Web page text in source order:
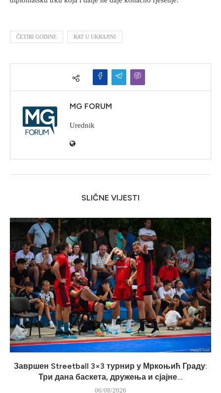
ČETIRI GODINE RAT U UKRAJINI
MG FORUM
Urednik
SLIČNE VIJESTI
Завршен Streetball 3×3 турнир у Мркоњић Граду:
Три дана баскета, дружења и сјајне...
06/08/2026